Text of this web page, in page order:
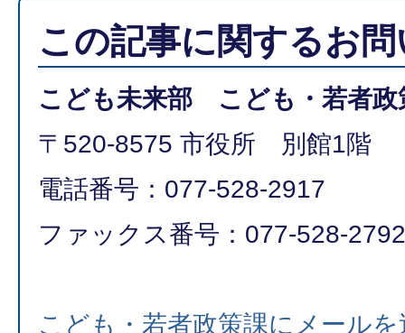
この記事に関するお
こども未来部 こども・若者
〒520-8575 市役所 別館1階
電話番号：077-528-2917
ファックス番号：077-528-2792
こども・若者政策課にメールを